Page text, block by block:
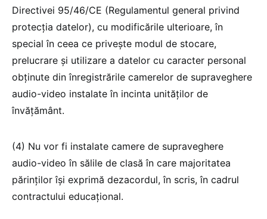
Directivei 95/46/CE (Regulamentul general privind
protecția datelor), cu modificările ulterioare, în
special în ceea ce privește modul de stocare,
prelucrare și utilizare a datelor cu caracter personal
obținute din înregistrările camerelor de supraveghere
audio-video instalate în incinta unităților de
învățământ.
(4) Nu vor fi instalate camere de supraveghere
audio-video în sălile de clasă în care majoritatea
părinților își exprimă dezacordul, în scris, în cadrul
contractului educațional.